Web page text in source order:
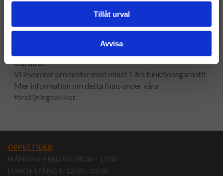
Tillåt urval
Avvisa
Leveranstiden är 2-5 arbetsdagar
Garanti:
Vi levererar produkter med minst 1 års funktionsgaranti!
Mer information om detta finns under våra
försäljningsvillkor.
ÖPPETTIDER:
MÅNDAG-FREDAG: 08:00 - 17:00
LUNCH STÄNGT: 12:00 - 13:00